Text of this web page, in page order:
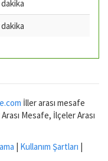
İller arası mesafe
Mesafe, İlçeler Arası
| Kullanım Şartları |